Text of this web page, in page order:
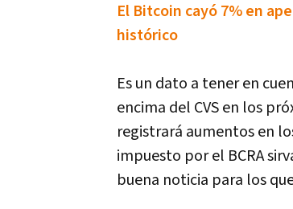
El Bitcoin cayó 7% en
histórico
Es un dato a tener en
encima del CVS en los
registrará aumentos en
impuesto por el BCRA
buena noticia para los